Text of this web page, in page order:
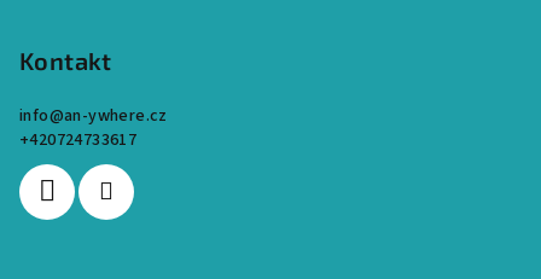
Kontakt
info@an-ywhere.cz
+420724733617